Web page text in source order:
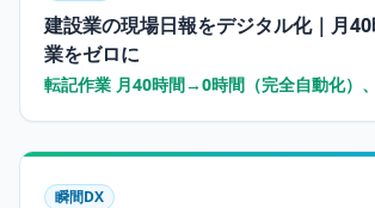
建設業の現場日報をデジタル化｜月
業をゼロに
転記作業 月40時間→0時間（完全自動化）
瞬間DX